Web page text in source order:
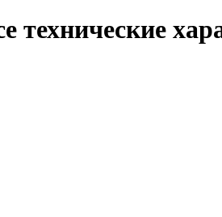
технические